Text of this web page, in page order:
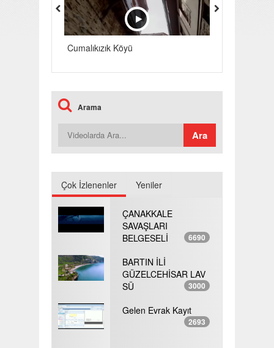
Cumalıkızık Köyü
Arama
Çok İzlenenler Yeniler
ÇANAKKALE
SAVAŞLARI
BELGESELİ
6690
BARTIN İLİ
GÜZELCEHİSAR LAV
SÜ
3000
Gelen Evrak Kayıt
2693